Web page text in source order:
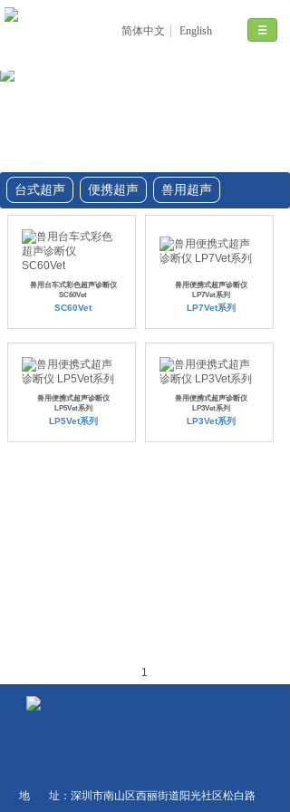
简体中文 English
台式超声 便携超声 兽用超声
兽用台车式彩色超声诊断仪
SC60Vet
SC60Vet
兽用便携式超声诊断仪
LP7Vet系列
LP7Vet系列
兽用便携式超声诊断仪
LP5Vet系列
LP5Vet系列
兽用便携式超声诊断仪
LP3Vet系列
LP3Vet系列
1
地 址： 深圳市南山区西丽街道阳光社区松白路